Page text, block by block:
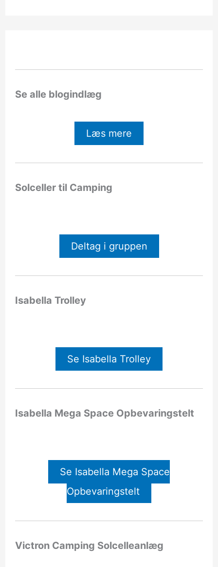
Se alle blogindlæg
Læs mere
Solceller til Camping
Deltag i gruppen
Isabella Trolley
Se Isabella Trolley
Isabella Mega Space Opbevaringstelt
Se Isabella Mega Space
Opbevaringstelt
Victron Camping Solcelleanlæg